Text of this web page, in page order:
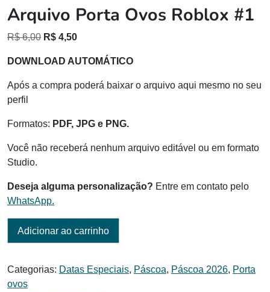
Arquivo Porta Ovos Roblox #1
R$6,00 O
original
R$ 4,50O
atual
DOWNLOAD AUTOMÁTICO
Após a compra poderá baixar o arquivo aqui mesmo no seu
perfil
Formatos: PDF, JPG e PNG.
Você não receberá nenhum arquivo editável ou em formato
Studio.
Deseja alguma personalização? Entre em contato pelo
WhatsApp.
Adicionar ao carrinho
Categorias: Datas Especiais, Páscoa, Páscoa 2026, Porta
ovos